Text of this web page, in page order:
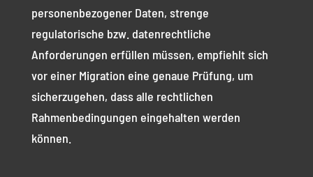
personenbezogener Daten, strenge
regulatorische bzw. datenrechtliche
Anforderungen erfüllen müssen, empfiehlt sich
vor einer Migration eine genaue Prüfung, um
sicherzugehen, dass alle rechtlichen
Rahmenbedingungen eingehalten werden
können.